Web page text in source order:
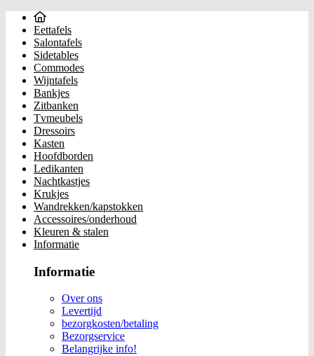
Eettafels
Salontafels
Sidetables
Commodes
Wijntafels
Bankjes
Zitbanken
Tvmeubels
Dressoirs
Kasten
Hoofdborden
Ledikanten
Nachtkastjes
Krukjes
Wandrekken/kapstokken
Accessoires/onderhoud
Kleuren & stalen
Informatie
Informatie
Over ons
Levertijd
bezorgkosten/betaling
Bezorgservice
Belangrijke info!